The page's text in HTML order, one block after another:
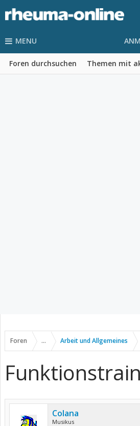
MENU
Foren durchsuchen Themen mit
Foren ... Arbeit und Allgemeines
Colana
Musikus